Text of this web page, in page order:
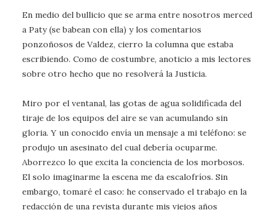
En medio del bullicio que se arma entre nosotros merced
a Paty (se babean con ella) y los comentarios
ponzoñosos de Valdez, cierro la columna que estaba
escribiendo. Como de costumbre, anoticio a mis lectores
sobre otro hecho que no resolverá la Justicia.
Miro por el ventanal, las gotas de agua solidificada del
tiraje de los equipos del aire se van acumulando sin
gloria. Y un conocido envía un mensaje a mi teléfono: se
produjo un asesinato del cual debería ocuparme.
Aborrezco lo que excita la conciencia de los morbosos.
El solo imaginarme la escena me da escalofríos. Sin
embargo, tomaré el caso: he conservado el trabajo en la
redacción de una revista durante mis viejos años